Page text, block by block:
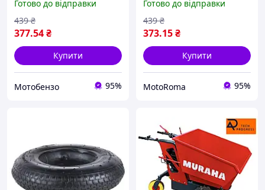
Готово до відправки
377.54₴
439 ₴
Купити
Мотобензо 95%
Готово до відправки
373.15₴
439 ₴
Купити
MotoRoma 95%